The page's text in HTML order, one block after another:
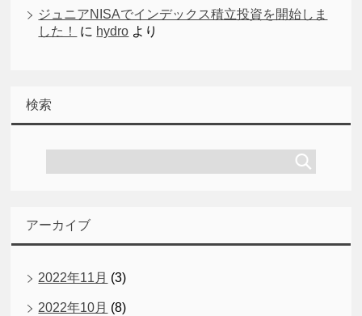
ジュニアNISAでインデックス積立投資を開始しま
した！
に hydro より
検索
アーカイブ
2022年11月 (3)
2022年10月 (8)